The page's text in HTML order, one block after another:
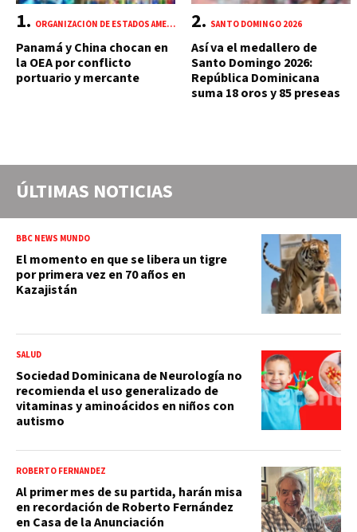
ORGANIZACIÓN DE ESTADOS AMERICANOS (OEA)
Panamá y China chocan en
la OEA por conflicto
portuario y mercante
SANTO DOMINGO 2026
Así va el medallero de
Santo Domingo 2026:
República Dominicana
suma 18 oros y 85 preseas
ÚLTIMAS NOTICIAS
BBC NEWS MUNDO
El momento en que se libera un tigre
por primera vez en 70 años en
Kazajistán
SALUD
Sociedad Dominicana de Neurología no
recomienda el uso generalizado de
vitaminas y aminoácidos en niños con
autismo
ROBERTO FERNÁNDEZ
Al primer mes de su partida, harán misa
en recordación de Roberto Fernández
en Casa de la Anunciación